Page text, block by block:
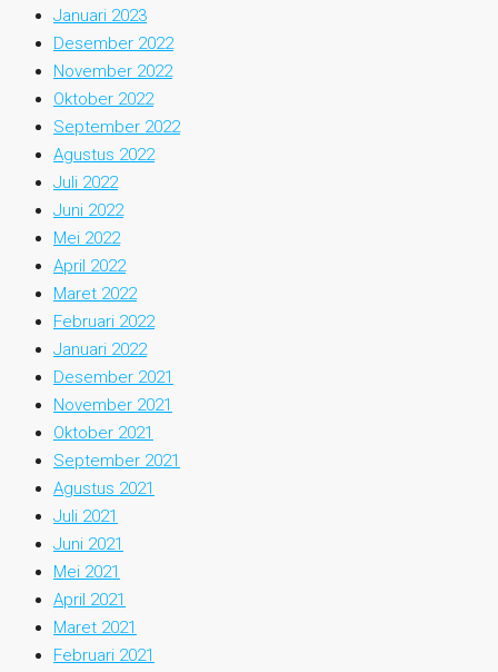
Januari 2023
Desember 2022
November 2022
Oktober 2022
September 2022
Agustus 2022
Juli 2022
Juni 2022
Mei 2022
April 2022
Maret 2022
Februari 2022
Januari 2022
Desember 2021
November 2021
Oktober 2021
September 2021
Agustus 2021
Juli 2021
Juni 2021
Mei 2021
April 2021
Maret 2021
Februari 2021